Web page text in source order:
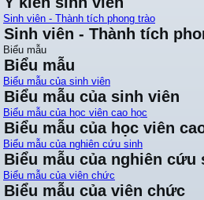
Sinh viên - Thành tích phong trào
Sinh viên - Thành tích
Biểu mẫu
Biểu mẫu
Biểu mẫu của sinh viên
Biểu mẫu của sinh viên
Biểu mẫu của học viên cao học
Biểu mẫu của học viên
Biểu mẫu của nghiên cứu sinh
Biểu mẫu của nghiên cứu
Biểu mẫu của viên chức
Biểu mẫu của viên chức